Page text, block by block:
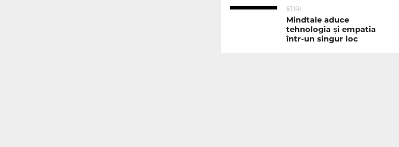
STIRI
Mindtale aduce
tehnologia și empatia
într-un singur loc